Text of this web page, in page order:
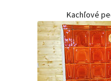
Kachľové